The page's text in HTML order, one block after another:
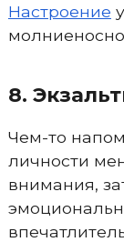
Настроение
8.
Чем-то
личности
внимания,